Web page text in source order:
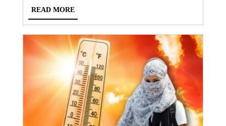
READ MOREREAD
MORE